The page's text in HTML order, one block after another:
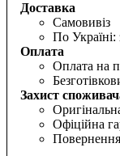
Доставка
Самовивіз
По Україні:
Оплата
Оплата на
Захист
Офіційна
Повернення